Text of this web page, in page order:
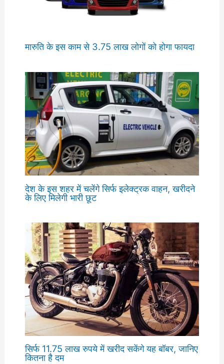
मारुति के इस काम से 3.75 लाख लोगों को होगा फायदा
देश के इस शहर में चलेंगे सिर्फ इलेक्ट्रक वाहन, खरीदने
के लिए मिलेगी भारी छूट
सिर्फ 11.75 लाख रुपये में खरीद सकेंगे यह बॉबर, जानिए
कितना है दम